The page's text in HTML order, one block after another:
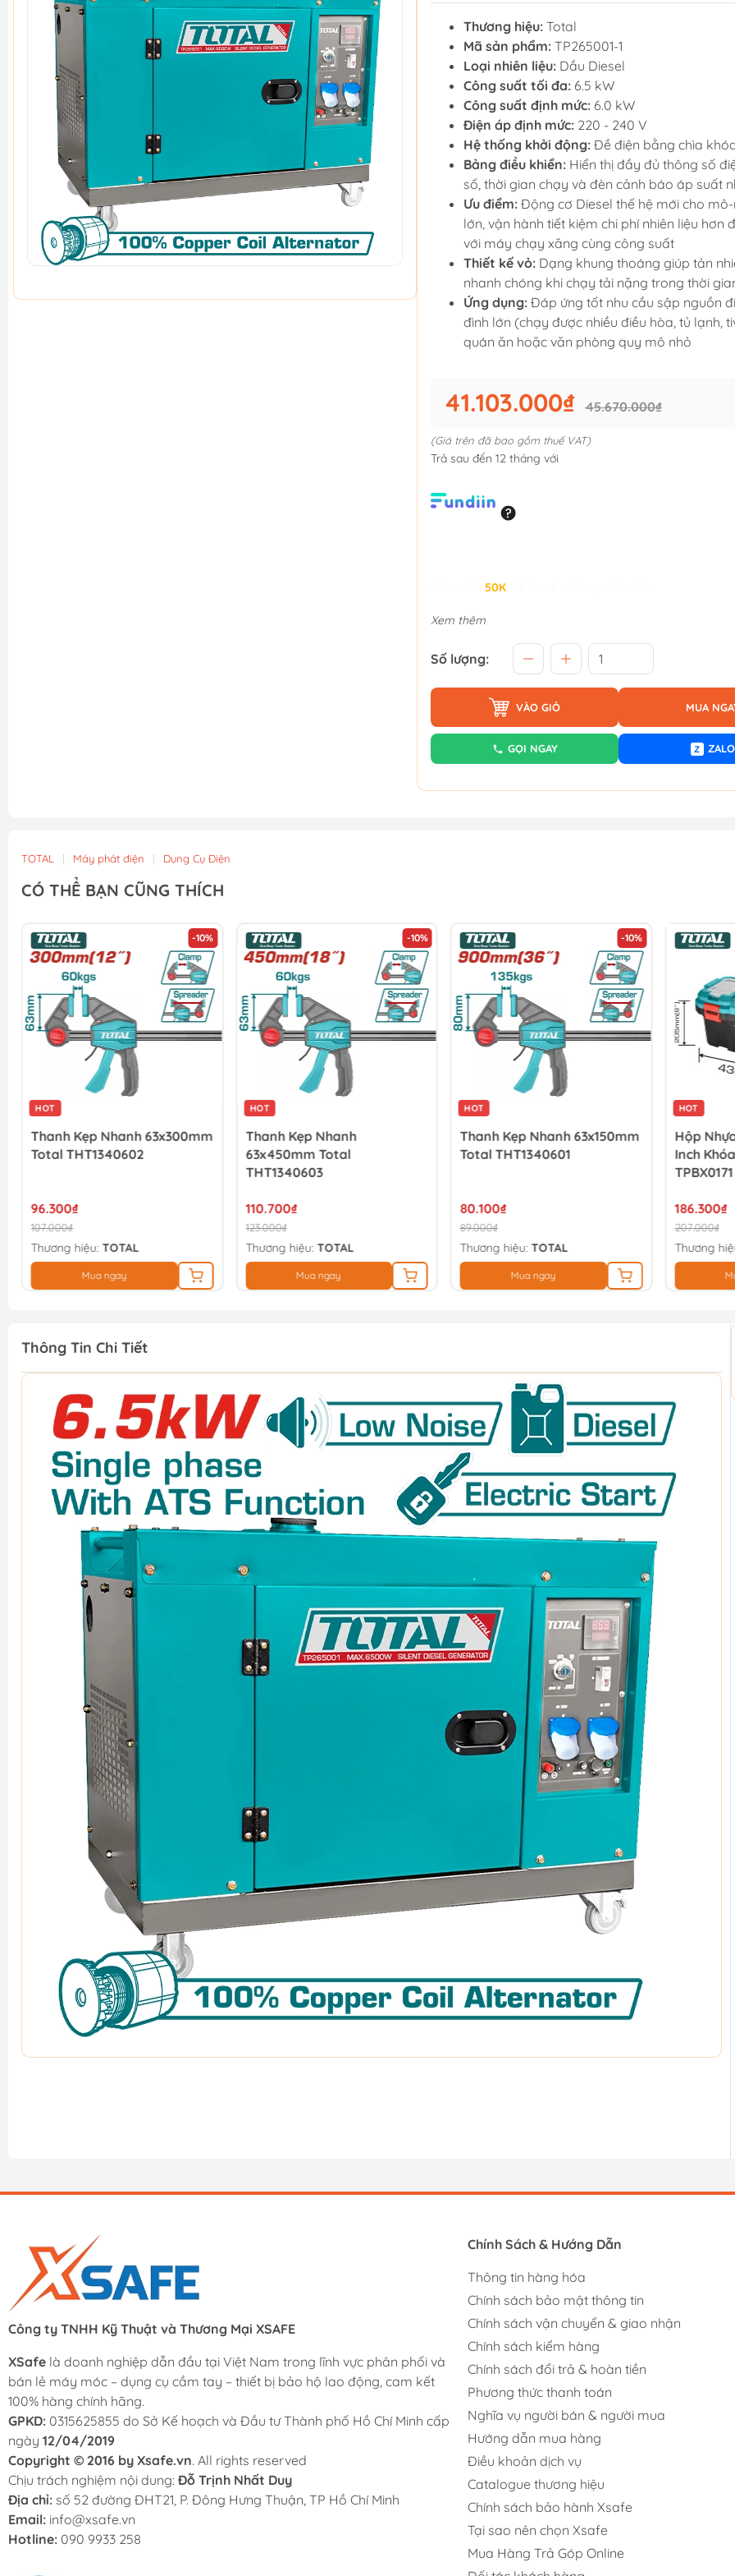
Thương hiệu: Total
Mã sản phẩm: TP265001-1
Loại nhiên liệu: Dầu Diesel
Công suất tối đa: 6.5 kW
Công suất định mức: 6.0 kW
Điện áp định mức: 220 - 240 V
Hệ thống khởi động: Đề điện bằng chìa
Bảng điều khiển: Hiển thị đầy đủ thông số
số, thời gian chạy và đèn cảnh báo áp suất
Ưu điểm: Động cơ Diesel thế hệ mới cho
lớn, vận hành tiết kiệm chi phí nhiên liệu hơn
với máy chạy xăng cùng công suất
Thiết kế vỏ: Dạng khung thoáng giúp tản
nhanh chóng khi chạy tải nặng trong thời
Ứng dụng: Đáp ứng tốt nhu cầu sập nguồn
đình lớn (chạy được nhiều điều hòa, tủ lạnh,
quán ăn hoặc văn phòng quy mô nhỏ
41.103.000₫ 45.670.000₫
(Giá trên đã bao gồm thuế VAT)
Trả sau đến 12 tháng với
50K
Xem thêm
Số lượng:
VÀO GIỎ MUA
GỌI NGAY Z ZALO
TOTAL | Máy phát điện | Dụng Cụ Điện
CÓ THỂ BẠN CŨNG THÍCH
-10%
HOT
Thanh Kẹp Nhanh 63x300mm
Total THT1340602
96.300₫
107.000₫
Thương hiệu: TOTAL
Mua ngay
-10%
HOT
Thanh Kẹp Nhanh
63x450mm Total
THT1340603
110.700₫
123.000₫
Thương hiệu: TOTAL
Mua ngay
-10%
HOT
Thanh Kẹp Nhanh 63x150mm
Total THT1340601
80.100₫
89.000₫
Thương hiệu: TOTAL
Mua ngay
HOT
Hộp
Inch
TPBX0171
186.300₫
207.000₫
Thương
Thông Tin Chi Tiết
Công ty TNHH Kỹ Thuật và Thương Mại XSAFE
XSafe là doanh nghiệp dẫn đầu tại Việt Nam trong lĩnh vực phân phối và
bán lẻ máy móc – dụng cụ cầm tay – thiết bị bảo hộ lao động, cam kết
100% hàng chính hãng.
GPKD: 0315625855 do Sở Kế hoạch và Đầu tư Thành phố Hồ Chí Minh cấp
ngày 12/04/2019
Copyright © 2016 by Xsafe.vn. All rights reserved
Chịu trách nghiệm nội dung: Đỗ Trịnh Nhất Duy
Địa chỉ: số 52 đường ĐHT21, P. Đông Hưng Thuận, TP Hồ Chí Minh
Email: info@xsafe.vn
Hotline: 090 9933 258
Chính Sách & Hướng Dẫn
Thông tin hàng hóa
Chính sách bảo mật thông tin
Chính sách vận chuyển & giao nhận
Chính sách kiểm hàng
Chính sách đổi trả & hoàn tiền
Phương thức thanh toán
Nghĩa vụ người bán & người mua
Hướng dẫn mua hàng
Điều khoản dịch vụ
Catalogue thương hiệu
Chính sách bảo hành Xsafe
Tại sao nên chọn Xsafe
Mua Hàng Trả Góp Online